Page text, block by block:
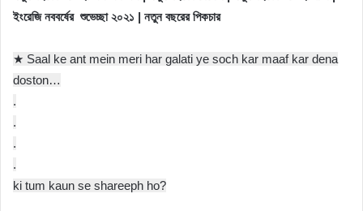
ইংরেজি নববর্ষের শুভেচ্ছা ২০২১ | নতুন বছরের পিকচার
★ Saal ke ant mein meri har galati ye soch kar maaf kar dena
doston…
.
.
.
.
ki tum kaun se shareeph ho?